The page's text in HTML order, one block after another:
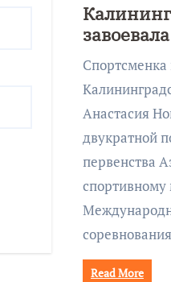
метанию
Спортсменка
Анастасия
двукратной
первенства
Read More